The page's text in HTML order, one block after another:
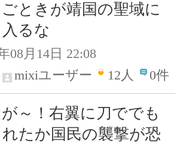
ときが靖国の聖域に
るな
08月14日 22:08
mixiユーザー
12人 0件
～！右翼に刀ででも
たか国民の襲撃が恐